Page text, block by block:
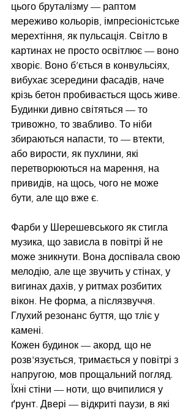
цього бруталізму — раптом
мереживо кольорів, імпресіоністське
мерехтіння, як пульсація. Світло в
картинах не просто освітлює — воно
хворіє. Воно б’ється в конвульсіях,
вибухає зсередини фасадів, наче
крізь бетон пробивається щось живе.
Будинки дивно світяться — то
тривожно, то звабливо. То ніби
збираються напасти, то — втекти,
або вирости, як пухлини, які
перетворюються на марення, на
привидів, на щось, чого не може
бути, але що вже є.
Фарби у Шерешевського як стигла
музика, що зависла в повітрі й не
може зникнути. Вона доспівала свою
мелодію, але ще звучить у стінах, у
вигинах дахів, у ритмах розбитих
вікон. Не форма, а післязвуччя.
Глухий резонанс буття, що тліє у
камені.
Кожен будинок — акорд, що не
розв'язується, тримається у повітрі з
напругою, мов прощальний погляд.
Їхні стіни — ноти, що вчипилися у
ґрунт. Двері — відкриті паузи, в які